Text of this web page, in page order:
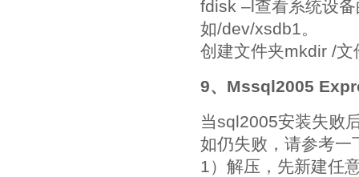
fdisk –l查看系统设
如/dev/xsdb1。
创建文件夹mkdir /
9、Mssql2005
当sql2005安装失败
如仍失败，请参考一
1）解压，先新建任